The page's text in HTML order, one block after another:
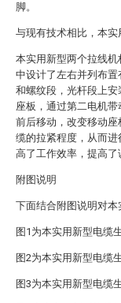
脚。
与现有技术相比，本实
本实用新型两个拉线
中设计了左右并列布
和螺纹段，光杆段上
座板，通过第二电机
前后移动，改变移动
缆的拉紧程度，从而
高了工作效率，提高了
附图说明
下面结合附图说明对本
图1为本实用新型电缆
图2为本实用新型电缆
图3为本实用新型电缆